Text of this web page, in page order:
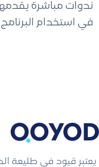
ندوات مباشرة
في استخدام
يعتبر قيود في طليعة